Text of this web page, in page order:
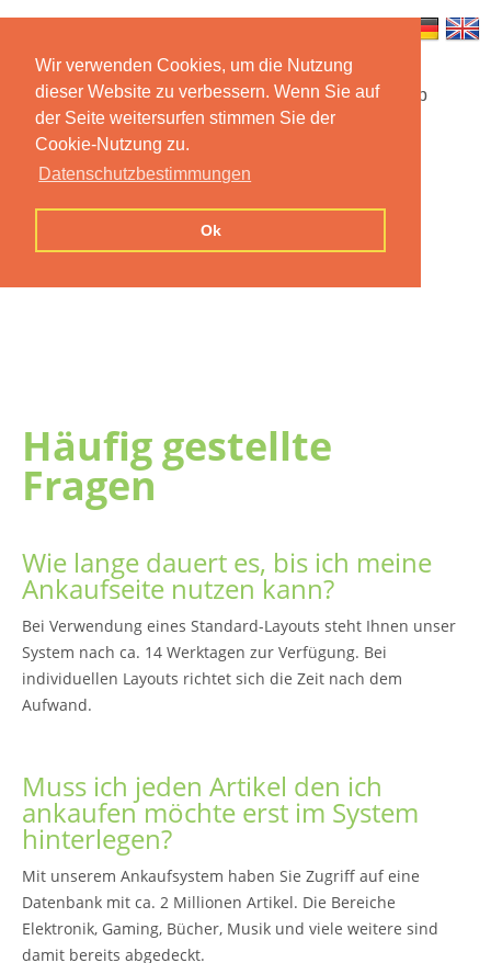
Wir verwenden Cookies, um die Nutzung
dieser Website zu verbessern. Wenn Sie auf
der Seite weitersurfen stimmen Sie der
Cookie-Nutzung zu.
Datenschutzbestimmungen
Ok
Startseite Funktionen Mobile App
Preise
Kontakt Impressum
Häufig gestellte
Fragen
Wie lange dauert es, bis ich meine
Ankaufseite nutzen kann?
Bei Verwendung eines Standard-Layouts steht Ihnen unser
System nach ca. 14 Werktagen zur Verfügung. Bei
individuellen Layouts richtet sich die Zeit nach dem
Aufwand.
Muss ich jeden Artikel den ich
ankaufen möchte erst im System
hinterlegen?
Mit unserem Ankaufsystem haben Sie Zugriff auf eine
Datenbank mit ca. 2 Millionen Artikel. Die Bereiche
Elektronik, Gaming, Bücher, Musik und viele weitere sind
damit bereits abgedeckt.